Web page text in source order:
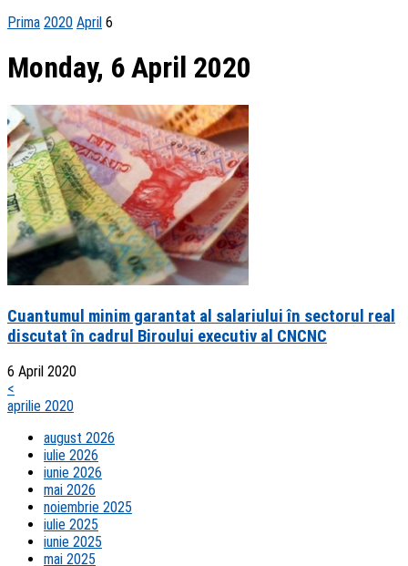
Prima 2020 April 6
Monday, 6 April 2020
Cuantumul minim garantat al salariului în sectorul real
discutat în cadrul Biroului executiv al CNCNC
6 April 2020
<
aprilie 2020
august 2026
iulie 2026
iunie 2026
mai 2026
noiembrie 2025
iulie 2025
iunie 2025
mai 2025